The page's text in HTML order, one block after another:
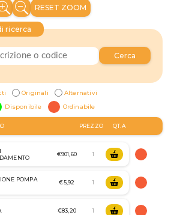
RESET ZOOM
Cerca
ricerca
Originali
Alternativi
Disponibile
Ordinabile
PREZZO QT.A
€901,60
POMPA
€5,92
€83,20